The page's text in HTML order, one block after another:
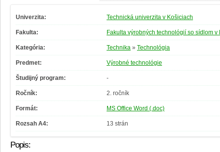
Univerzita: Technická univerzita v Košiciach
Fakulta: Fakulta výrobných technológií so sídlom v
Kategória: Technika » Technológia
Predmet: Výrobné technológie
Študijný program: -
Ročník: 2. ročník
Formát: MS Office Word (.doc)
Rozsah A4: 13 strán
Popis: